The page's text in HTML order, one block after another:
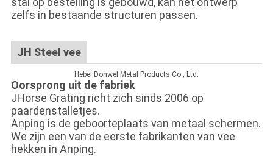
zelfs in bestaande structuren passen.
JH Steel vee
Hebei Donwel Metal Products Co., Ltd.
Oorsprong uit de fabriek
JHorse Grating richt zich sinds 2006 op
paardenstalletjes.
Anping is de geboorteplaats van metaal schermen.
We zijn een van de eerste fabrikanten van vee
hekken in Anping.